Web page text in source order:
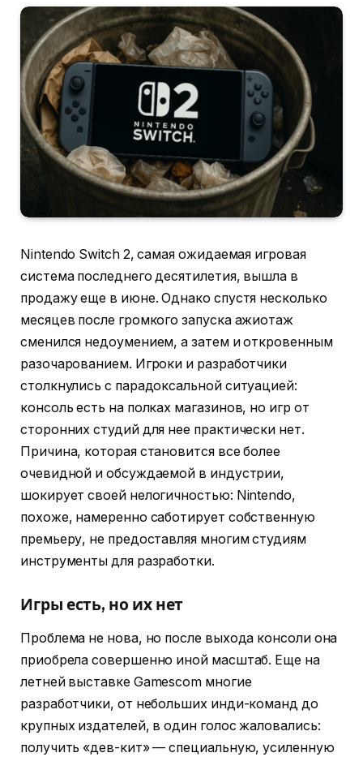
Nintendo Switch 2, самая ожидаемая игровая
система последнего десятилетия, вышла в
продажу еще в июне. Однако спустя несколько
месяцев после громкого запуска ажиотаж
сменился недоумением, а затем и откровенным
разочарованием. Игроки и разработчики
столкнулись с парадоксальной ситуацией:
консоль есть на полках магазинов, но игр от
сторонних студий для нее практически нет.
Причина, которая становится все более
очевидной и обсуждаемой в индустрии,
шокирует своей нелогичностью: Nintendo,
похоже, намеренно саботирует собственную
премьеру, не предоставляя многим студиям
инструменты для разработки.
Игры есть, но их нет
Проблема не нова, но после выхода консоли она
приобрела совершенно иной масштаб. Еще на
летней выставке Gamescom многие
разработчики, от небольших инди-команд до
крупных издателей, в один голос жаловались:
получить «дев-кит» — специальную, усиленную